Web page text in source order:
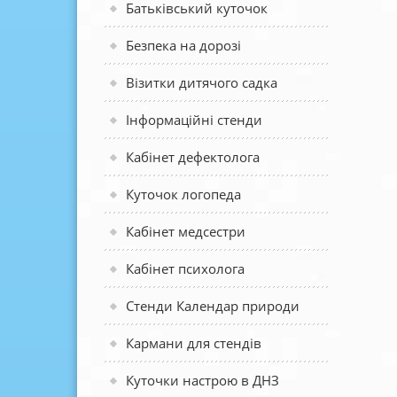
Батьківський куточок
Безпека на дорозі
Візитки дитячого садка
Інформаційні стенди
Кабінет дефектолога
Куточок логопеда
Кабінет медсестри
Кабінет психолога
Стенди Календар природи
Кармани для стендів
Куточки настрою в ДНЗ